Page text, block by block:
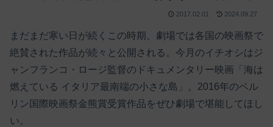
2017.02.01 2024.09.27
まだまだ寒い日が続くこの時期。劇場では各国の映画祭で
絶賛された作品が続々と公開される。今月のイチオシはジ
ャンフランコ・ロージ監督のドキュメンタリー映画「海は
燃えている イタリア最南端の小さな島」。2016年のベル
リン国際映画祭金熊賞受賞作品をぜひ劇場で堪能してほし
い。